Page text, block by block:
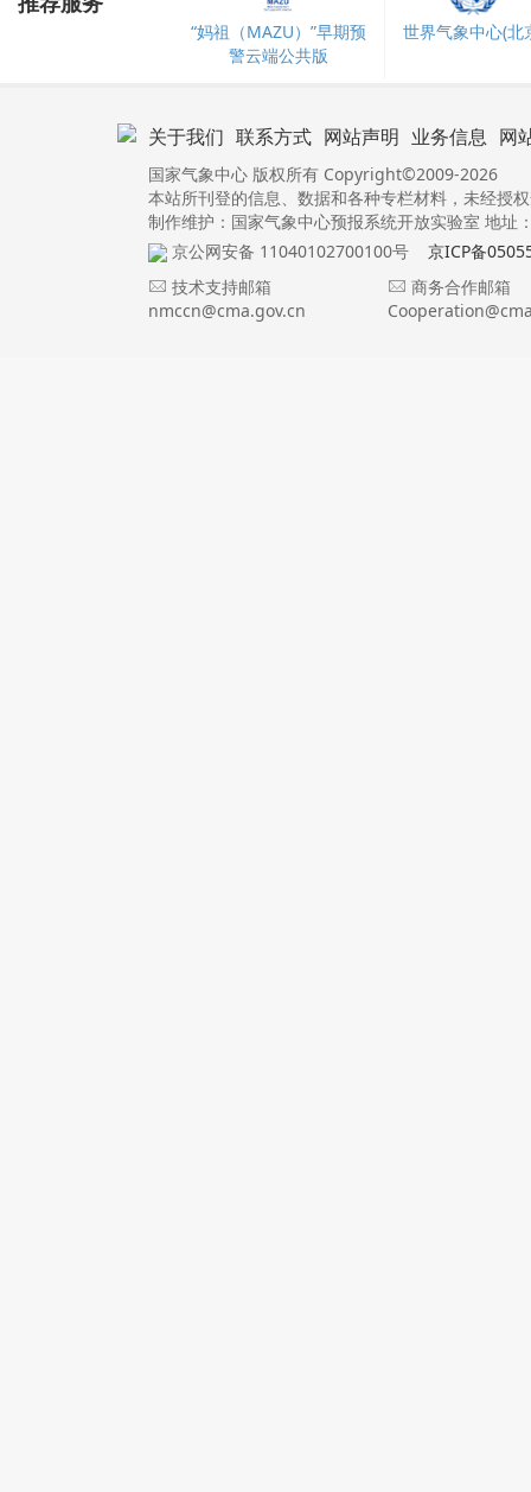
“妈祖（MAZU）”早期预
警云端公共版
世界气象中心(北
关于我们 联系方式 网站声明 业务信息 网
国家气象中心 版权所有 Copyright©2009-2026
本站所刊登的信息、数据和各种专栏材料，未经授
制作维护：国家气象中心预报系统开放实验室 地址
京公网安备 11040102700100号
京ICP备
技术支持邮箱
nmccn@cma.gov.cn
商务合作邮箱